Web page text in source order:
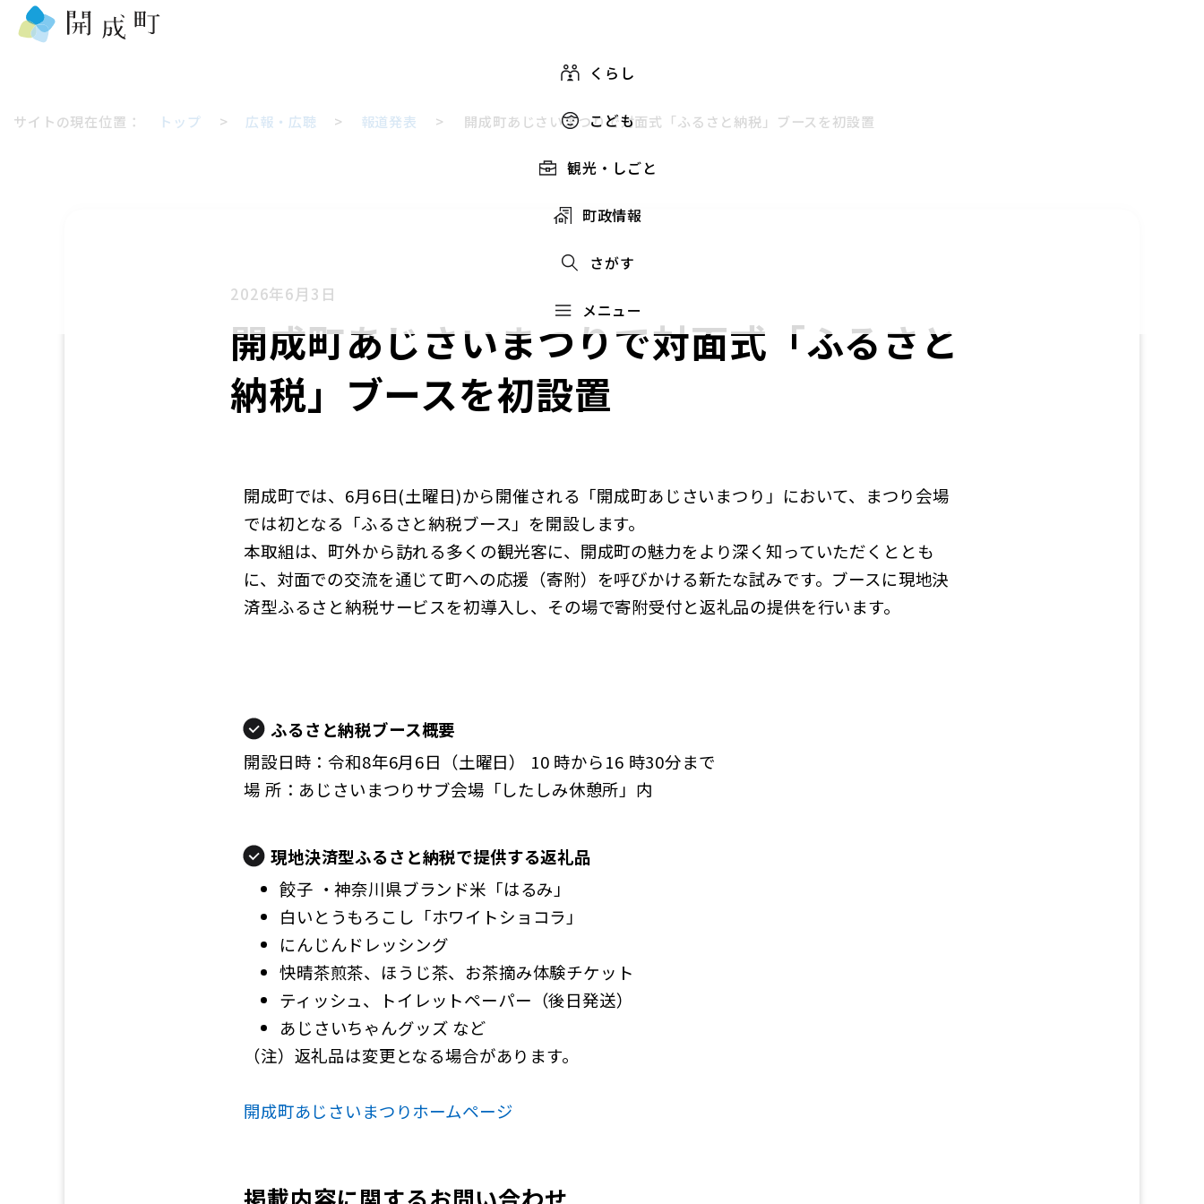
くらし
こども
観光・しごと
町政情報
さがす
メニュー
サイトの現在位置： トップ > 広報・広聴 > 報道発表 > 開成町あじさいまつりで対面式「ふるさと納税」ブースを初設置
2026年6月3日
開成町あじさいまつりで対面式「ふるさと
納税」ブースを初設置
開成町では、6月6日(土曜日)から開催される「開成町あじさいまつり」において、まつり会場
では初となる「ふるさと納税ブース」を開設します。
本取組は、町外から訪れる多くの観光客に、開成町の魅力をより深く知っていただくととも
に、対面での交流を通じて町への応援（寄附）を呼びかける新たな試みです。ブースに現地決
済型ふるさと納税サービスを初導入し、その場で寄附受付と返礼品の提供を行います。
ふるさと納税ブース概要
開設日時：令和8年6月6日（土曜日） 10 時から16 時30分まで
場 所：あじさいまつりサブ会場「したしみ休憩所」内
現地決済型ふるさと納税で提供する返礼品
餃子 ・神奈川県ブランド米「はるみ」
白いとうもろこし「ホワイトショコラ」
にんじんドレッシング
快晴茶煎茶、ほうじ茶、お茶摘み体験チケット
ティッシュ、トイレットペーパー（後日発送）
あじさいちゃんグッズ など
（注）返礼品は変更となる場合があります。
開成町あじさいまつりホームページ